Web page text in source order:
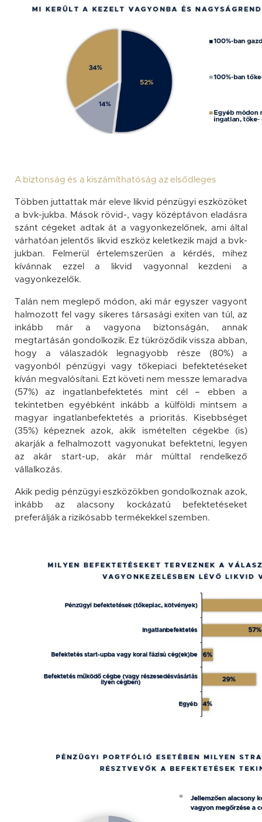
A biztonság és a kiszámíthatóság az elsődleges
Többen juttattak már eleve likvid pénzügyi eszközöket
a bvk-jukba. Mások rövid-, vagy középtávon eladásra
szánt cégeket adtak át a vagyonkezelőnek, ami által
várhatóan jelentős likvid eszköz keletkezik majd a bvk-
jukban. Felmerül értelemszerűen a kérdés, mihez
kívánnak ezzel a likvid vagyonnal kezdeni a
vagyonkezelők.
Talán nem meglepő módon, aki már egyszer vagyont
halmozott fel vagy sikeres társasági exiten van túl, az
inkább már a vagyona biztonságán, annak
megtartásán gondolkozik. Ez tükröződik vissza abban,
hogy a válaszadók legnagyobb része (80%) a
vagyonból pénzügyi vagy tőkepiaci befektetéseket
kíván megvalósítani. Ezt követi nem messze lemaradva
(57%) az ingatlanbefektetés mint cél – ebben a
tekintetben egyébként inkább a külföldi mintsem a
magyar ingatlanbefektetés a prioritás. Kisebbséget
(35%) képeznek azok, akik ismételten cégekbe (is)
akarják a felhalmozott vagyonukat befektetni, legyen
az akár start-up, akár már múlttal rendelkező
vállalkozás.
Akik pedig pénzügyi eszközökben gondolkoznak azok,
inkább az alacsony kockázatú befektetéseket
preferálják a rizikósabb termékekkel szemben.